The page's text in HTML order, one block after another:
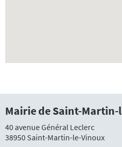
Mairie de Saint-Martin-
40 avenue Général Leclerc
38950 Saint-Martin-le-Vinoux